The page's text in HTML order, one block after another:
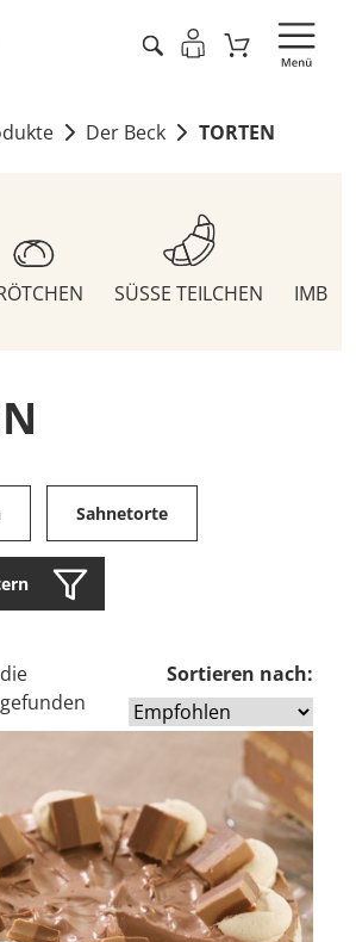
Der Beck TORTEN
SÜSSE TEILCHEN
Sahnetorte
Sortieren nach: